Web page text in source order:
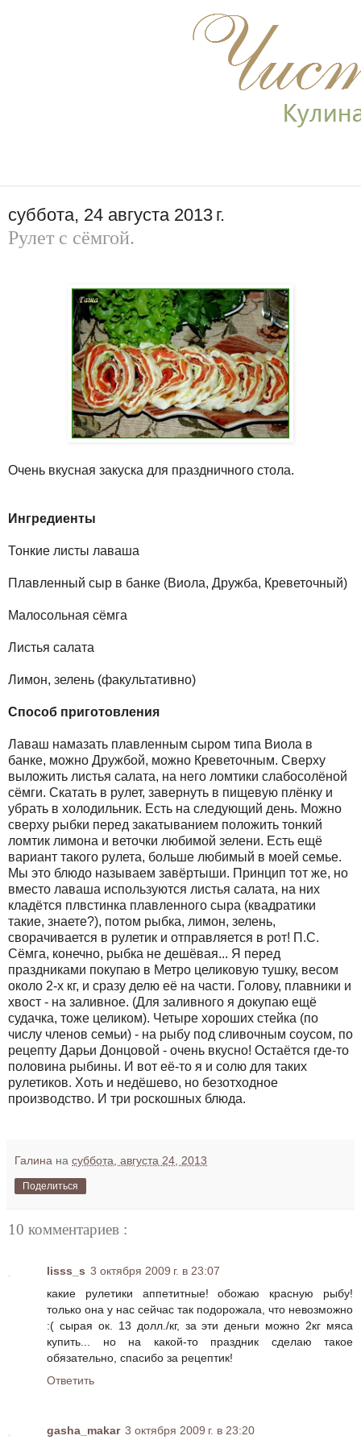
суббота, 24 августа 2013 г.
Рулет с сёмгой.
Очень вкусная закуска для праздничного стола.
Ингредиенты
Тонкие листы лаваша
Плавленный сыр в банке (Виола, Дружба, Креветочный)
Малосольная сёмга
Листья салата
Лимон, зелень (факультативно)
Способ приготовления
Лаваш намазать плавленным сыром типа Виола в
банке, можно Дружбой, можно Креветочным. Сверху
выложить листья салата, на него ломтики слабосолёной
сёмги. Скатать в рулет, завернуть в пищевую плёнку и
убрать в холодильник. Есть на следующий день. Можно
сверху рыбки перед закатыванием положить тонкий
ломтик лимона и веточки любимой зелени. Есть ещё
вариант такого рулета, больше любимый в моей семье.
Мы это блюдо называем завёртыши. Принцип тот же, но
вместо лаваша используются листья салата, на них
кладётся плвстинка плавленного сыра (квадратики
такие, знаете?), потом рыбка, лимон, зелень,
сворачивается в рулетик и отправляется в рот! П.С.
Сёмга, конечно, рыбка не дешёвая... Я перед
праздниками покупаю в Метро целиковую тушку, весом
около 2-х кг, и сразу делю её на части. Голову, плавники и
хвост - на заливное. (Для заливного я докупаю ещё
судачка, тоже целиком). Четыре хороших стейка (по
числу членов семьи) - на рыбу под сливочным соусом, по
рецепту Дарьи Донцовой - очень вкусно! Остаётся где-то
половина рыбины. И вот её-то я и солю для таких
рулетиков. Хоть и недёшево, но безотходное
производство. И три роскошных блюда.
Галина на суббота, августа 24, 2013
Поделиться
10 комментариев :
lisss_s 3 октября 2009 г. в 23:07
какие рулетики аппетитные! обожаю красную рыбу!
только она у нас сейчас так подорожала, что невозможно
:( сырая ок. 13 долл./кг, за эти деньги можно 2кг мяса
купить... но на какой-то праздник сделаю такое
обязательно, спасибо за рецептик!
Ответить
gasha_makar 3 октября 2009 г. в 23:20